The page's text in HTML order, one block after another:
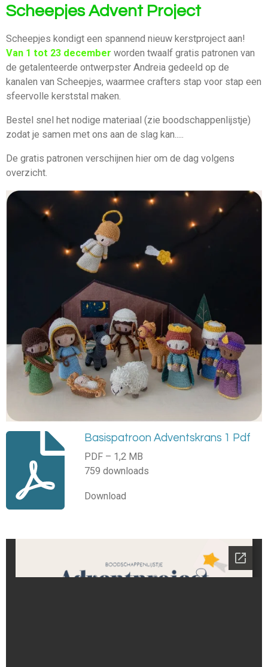
Scheepjes Advent Project
Scheepjes kondigt een spannend nieuw kerstproject aan!
Van 1 tot 23 december worden twaalf gratis patronen van
de getalenteerde ontwerpster Andreia gedeeld op de
kanalen van Scheepjes, waarmee crafters stap voor stap een
sfeervolle kerststal maken.
Bestel snel het nodige materiaal (zie boodschappenlijstje)
zodat je samen met ons aan de slag kan.....
De gratis patronen verschijnen hier om de dag volgens
overzicht.
Basispatroon Adventskrans 1 Pdf
PDF – 1,2 MB
759 downloads
Download